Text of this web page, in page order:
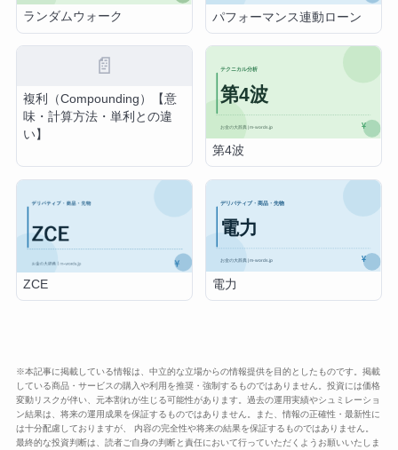
ランダムウォーク パフォーマンス連動ローン
📄
複利（Compounding）【意
味・計算方法・単利との違
い】
第4波
ZCE 電力
※本記事に掲載している情報は、中立的な立場からの情報提供を目的としたものです。掲載
している商品・サービスの購入や利用を推奨・強制するものではありません。投資には価格
変動リスクが伴い、元本割れが生じる可能性があります。過去の運用実績やシュミレーショ
ン結果は、将来の運用成果を保証するものではありません。また、情報の正確性・最新性に
は十分配慮しておりますが、 内容の完全性や将来の結果を保証するものではありません。
最終的な投資判断は、読者ご自身の判断と責任において行っていただくようお願いいたしま